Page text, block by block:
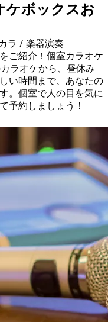
ケボックスお
ラ / 楽器演奏
ご紹介！個室カラオケ
ラオケから、昼休み
い時間まで、あなたの
。個室で人の目を気に
予約しましょう！